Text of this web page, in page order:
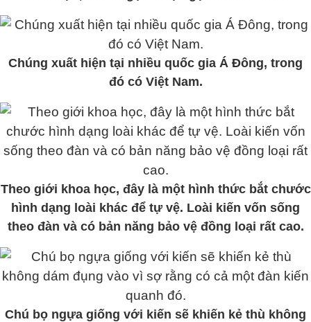
Chúng xuất hiện tại nhiều quốc gia Á Đông, trong
đó có Việt Nam.
Theo giới khoa học, đây là một hình thức bắt chước
hình dạng loài khác để tự vệ. Loài kiến vốn sống
theo đàn và có bản năng bảo vệ đồng loại rất cao.
Chú bọ ngựa giống với kiến sẽ khiến kẻ thù không